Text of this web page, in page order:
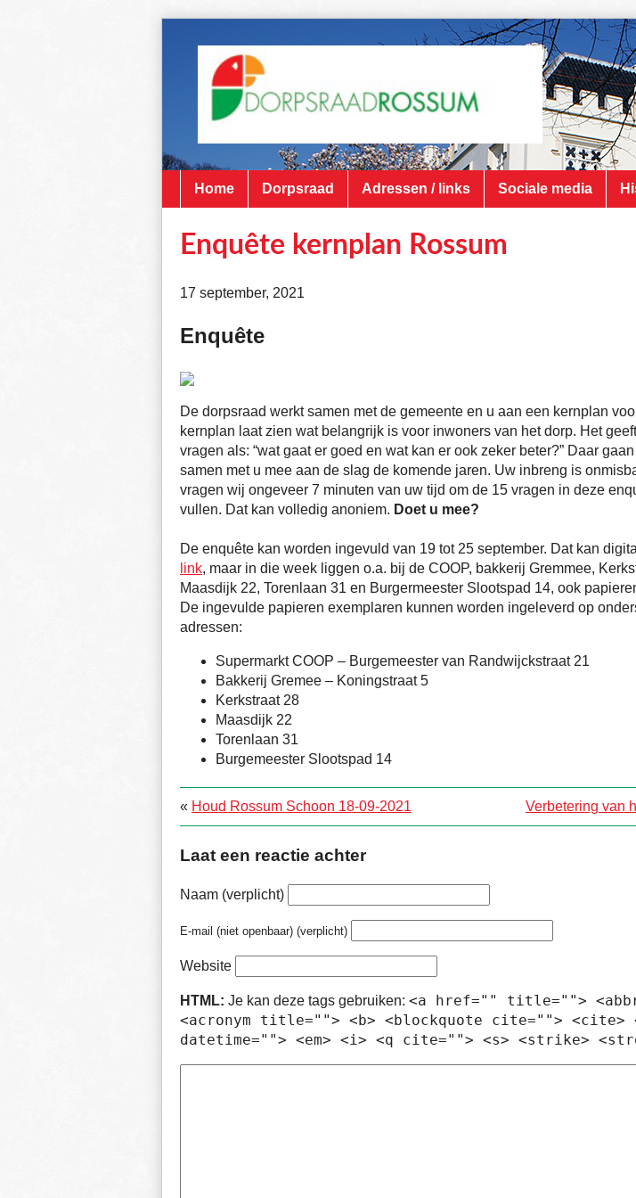
Home Dorpsraad Adressen / links Sociale media
Enquête kernplan Rossum
17 september, 2021
Enquête
De dorpsraad werkt samen met de gemeente en u aan een kernplan
kernplan laat zien wat belangrijk is voor inwoners van het dorp. Het
vragen als: “wat gaat er goed en wat kan er ook zeker beter?” Daar
samen met u mee aan de slag de komende jaren. Uw inbreng is
vragen wij ongeveer 7 minuten van uw tijd om de 15 vragen in deze
vullen. Dat kan volledig anoniem. Doet u mee?
De enquête kan worden ingevuld van 19 tot 25 september. Dat kan
link, maar in die week liggen o.a. bij de COOP, bakkerij Gremmee,
Maasdijk 22, Torenlaan 31 en Burgermeester Slootspad 14, ook
De ingevulde papieren exemplaren kunnen worden ingeleverd op
adressen:
Supermarkt COOP – Burgemeester van Randwijckstraat 21
Bakkerij Gremee – Koningstraat 5
Kerkstraat 28
Maasdijk 22
Torenlaan 31
Burgemeester Slootspad 14
« Houd Rossum Schoon 18-09-2021 Verbetering van
Laat een reactie achter
Naam (verplicht)
E-mail (niet openbaar) (verplicht)
Website
HTML: Je kan deze tags gebruiken: <a href="" title="">
<acronym title=""> <b> <blockquote cite=""> <cite>
datetime=""> <em> <i> <q cite=""> <s> <strike>